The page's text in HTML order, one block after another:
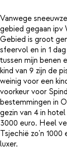
Vanwege
gebied gegaan ipv
Gebied is groot
sfeervol en in 1
tussen mijn benen
kind van 9 zijn de
weinig voor een
voorkeur voor
bestemmingen in
gezin van 4 in
3000 euro. Heel
Tsjechië zo'n 1000